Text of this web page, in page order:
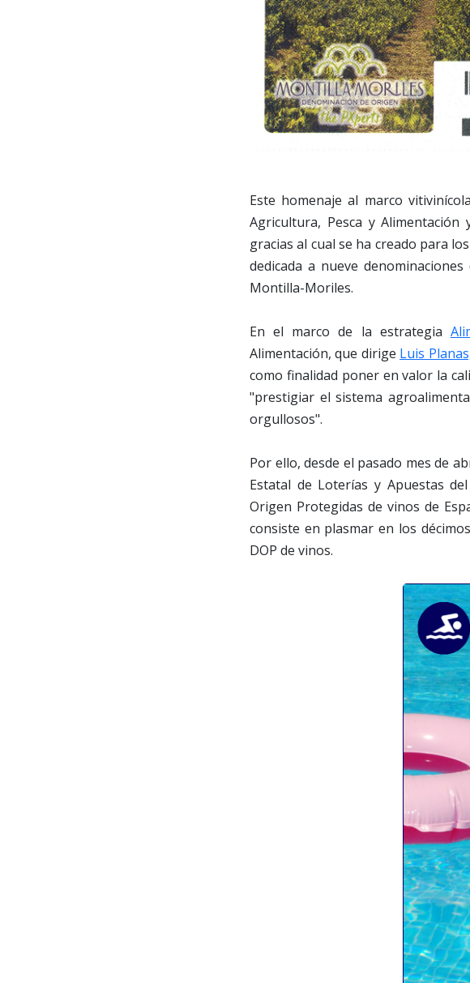
Este homenaje al marco
Agricultura, Pesca y
gracias al cual se ha creado para
dedicada a nueve
Montilla-Moriles.
En el marco de la estrategia
Alimentación, que dirige Luis
como finalidad poner en valor la
"prestigiar el sistema
orgullosos".
Por ello, desde el pasado mes de
Estatal de Loterías y Apuestas
Origen Protegidas de vinos de
consiste en plasmar en los
DOP de vinos.